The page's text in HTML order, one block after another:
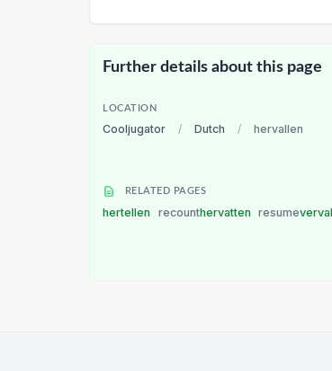
Further details about this page
LOCATION
Cooljugator / Dutch / hervallen
RELATED PAGES
hertellen recounthervatten resume